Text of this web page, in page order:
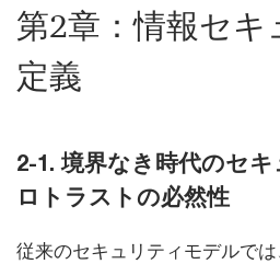
第2章：情報セ
定義
2-1. 境界なき時代のセ
ロトラストの必然性
従来のセキュリティモデルで